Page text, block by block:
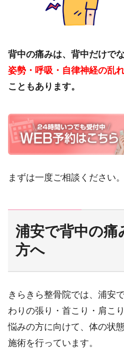
背中の痛みは、背中だけでな
姿勢・呼吸・自律神経の乱
こともあります。
まずは一度ご相談ください。
浦安で背中の痛
方へ
きらきら整骨院では、浦安
わりの張り・首こり・肩こ
悩みの方に向けて、体の状
施術を行っています。